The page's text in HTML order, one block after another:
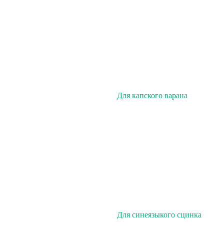
Для капского варана
Для синеязыкого сцинка